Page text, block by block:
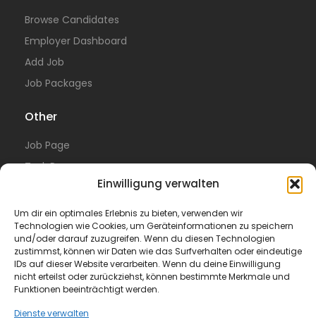
Einwilligung verwalten
Um dir ein optimales Erlebnis zu bieten, verwenden wir
Technologien wie Cookies, um Geräteinformationen zu speichern
und/oder darauf zuzugreifen. Wenn du diesen Technologien
zustimmst, können wir Daten wie das Surfverhalten oder eindeutige
IDs auf dieser Website verarbeiten. Wenn du deine Einwilligung
nicht erteilst oder zurückziehst, können bestimmte Merkmale und
Funktionen beeinträchtigt werden.
Dienste verwalten
Browse Candidates
Employer Dashboard
Add Job
Job Packages
Other
Job Page
Task Page
Blog
Product Photographer Needed
Legal
Privacy Policy
Terms of Use